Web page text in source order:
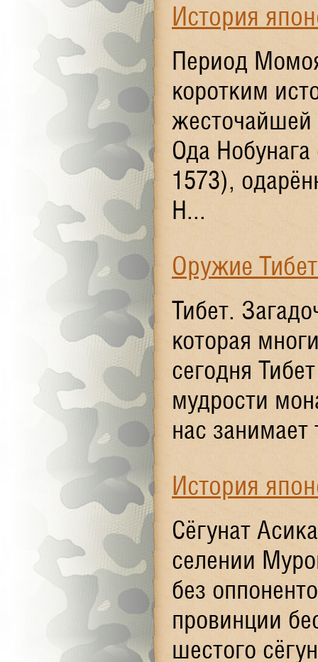
История
Период
коротким
жесточайшей
Ода
1573),
Н...
Оружие
Тибет.
которая
сегодня
мудрости
нас занимает
История
Сёгунат
селении
без
провинции
шестого